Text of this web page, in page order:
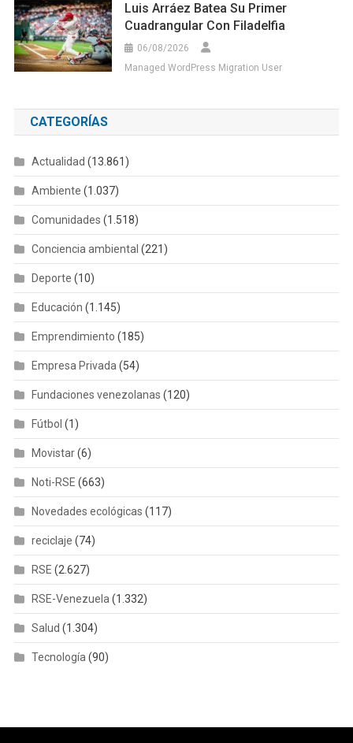
Luis Arráez Batea Su Primer
Cuadrangular Con Filadelfia
06/08/2026
Managed WordPress Migration User
CATEGORÍAS
Actualidad (13.861)
Ambiente (1.037)
Comunidades (1.518)
Conciencia ambiental (221)
Deporte (10)
Educación (1.145)
Emprendimiento (185)
Empresa Privada(54)
Fundaciones venezolanas (120)
Fútbol (1)
Movistar(6)
Noti-RSE (663)
Novedades ecológicas (117)
reciclaje (74)
RSE (2.627)
RSE-Venezuela(1.332)
Salud (1.304)
Tecnología(90)